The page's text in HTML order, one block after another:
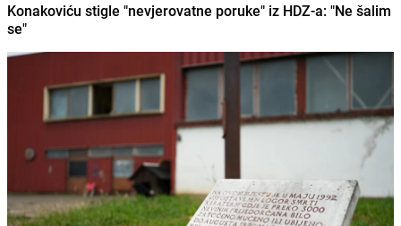
Konakoviću stigle "nevjerovatne poruke" iz HDZ-a: "Ne šalim
se"